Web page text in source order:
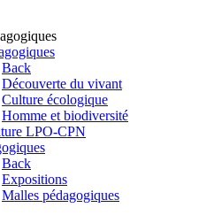
Back
Découverte du vivant
Culture écologique
Homme et biodiversité
LPO-CPN
Back
Expositions
Malles pédagogiques